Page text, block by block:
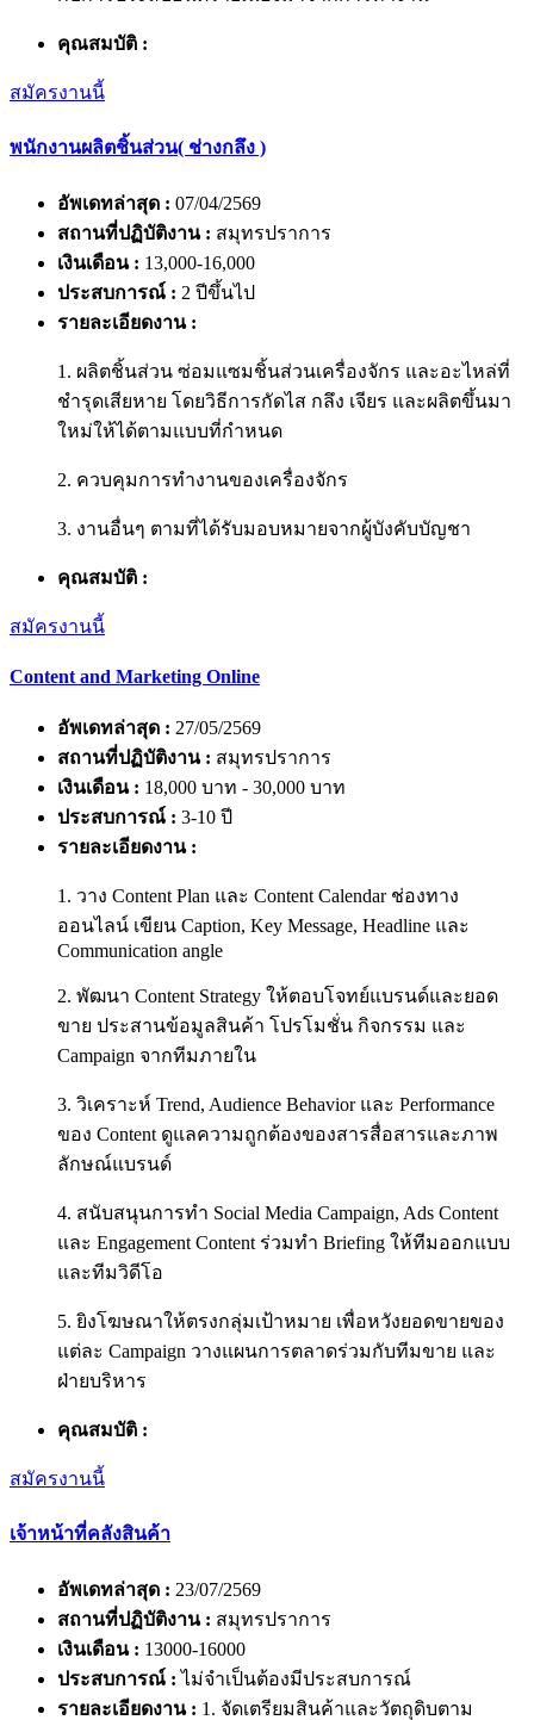
คุณสมบัติ :
สมัครงานนี้
พนักงานผลิตชิ้นส่วน( ช่างกลึง )
อัพเดทล่าสุด : 07/04/2569
สถานที่ปฏิบัติงาน : สมุทรปราการ
เงินเดือน : 13,000-16,000
ประสบการณ์ : 2 ปีขึ้นไป
รายละเอียดงาน :
1. ผลิตชิ้นส่วน ซ่อมแซมชิ้นส่วนเครื่องจักร และอะไหล่ที่
ชำรุดเสียหาย โดยวิธีการกัดไส กลึง เจียร และผลิตขึ้นมา
ใหม่ให้ได้ตามแบบที่กำหนด
2. ควบคุมการทำงานของเครื่องจักร
3. งานอื่นๆ ตามที่ได้รับมอบหมายจากผู้บังคับบัญชา
คุณสมบัติ :
สมัครงานนี้
Content and Marketing Online
อัพเดทล่าสุด : 27/05/2569
สถานที่ปฏิบัติงาน : สมุทรปราการ
เงินเดือน : 18,000 บาท - 30,000 บาท
ประสบการณ์ : 3-10 ปี
รายละเอียดงาน :
1. วาง Content Plan และ Content Calendar ช่องทาง
ออนไลน์ เขียน Caption, Key Message, Headline และ
Communication angle
2. พัฒนา Content Strategy ให้ตอบโจทย์แบรนด์และยอด
ขาย ประสานข้อมูลสินค้า โปรโมชั่น กิจกรรม และ
Campaign จากทีมภายใน
3. วิเคราะห์ Trend, Audience Behavior และ Performance
ของ Content ดูแลความถูกต้องของสารสื่อสารและภาพ
ลักษณ์แบรนด์
4. สนับสนุนการทำ Social Media Campaign, Ads Content
และ Engagement Content ร่วมทำ Briefing ให้ทีมออกแบบ
และทีมวิดีโอ
5. ยิงโฆษณาให้ตรงกลุ่มเป้าหมาย เพื่อหวังยอดขายของ
แต่ละ Campaign วางแผนการตลาดร่วมกับทีมขาย และ
ฝ่ายบริหาร
คุณสมบัติ :
สมัครงานนี้
เจ้าหน้าที่คลังสินค้า
อัพเดทล่าสุด : 23/07/2569
สถานที่ปฏิบัติงาน : สมุทรปราการ
เงินเดือน : 13000-16000
ประสบการณ์ : ไม่จำเป็นต้องมีประสบการณ์
รายละเอียดงาน : 1. จัดเตรียมสินค้าและวัตถุดิบตาม